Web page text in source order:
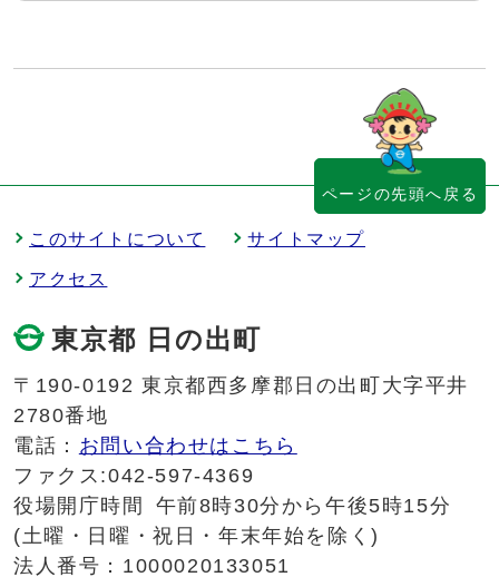
このサイトについて サイトマップ
アクセス
東京都 日の出町
〒190-0192 東京都西多摩郡日の出町大字平井
2780番地
電話： お問い合わせはこちら
ファクス:042-597-4369
役場開庁時間
午前8時30分から午後5時15分
(土曜・日曜・祝日・年末年始を除く)
法人番号：1000020133051
ページの先頭へ戻る